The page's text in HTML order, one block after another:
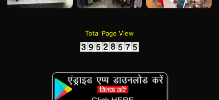
Total Page View